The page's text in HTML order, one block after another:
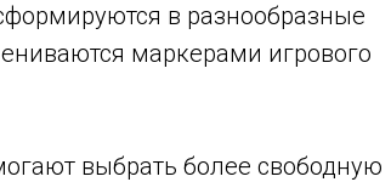
в разнообразные
маркерами игрового
выбрать более свободную